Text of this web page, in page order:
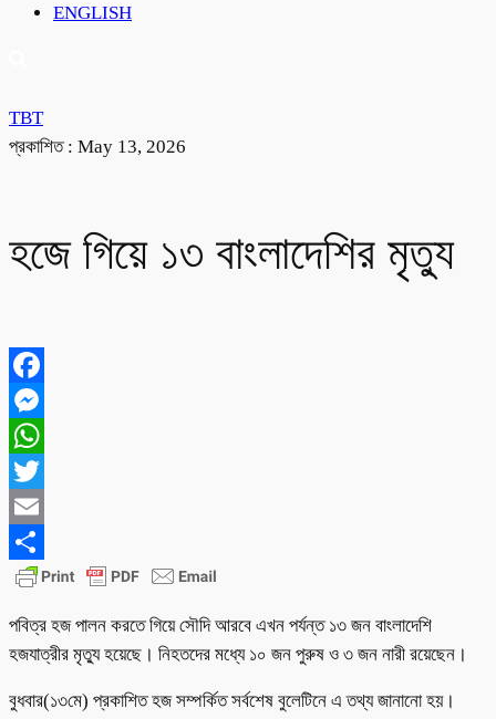
ENGLISH
TBT
প্রকাশিত : May 13, 2026
হজে গিয়ে ১৩ বাংলাদেশির মৃত্যু
Facebook
Messenger
WhatsApp
Twitter
Email
Share
পবিত্র হজ পালন করতে গিয়ে সৌদি আরবে এখন পর্যন্ত ১৩ জন বাংলাদেশি
হজযাত্রীর মৃত্যু হয়েছে। নিহতদের মধ্যে ১০ জন পুরুষ ও ৩ জন নারী রয়েছেন।
বুধবার(১৩মে) প্রকাশিত হজ সম্পর্কিত সর্বশেষ বুলেটিনে এ তথ্য জানানো হয়।